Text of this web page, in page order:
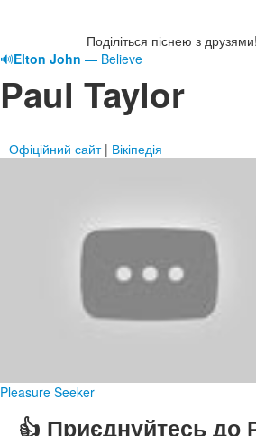
Поділіться піснею з друзями!
🔊Elton John — Believe
Paul Taylor
Офіційний сайт| Вікіпедія
Pleasure Seeker
👍 Приєднуйтесь до